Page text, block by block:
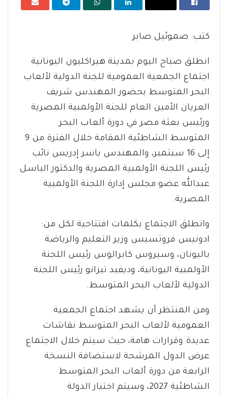
كتب: صموئيل صابر
انطلق صباح اليوم بمدينة هيراكليون اليونانية
اجتماع الجمعية العمومية للجنة الدولية لألعاب
البحر المتوسط بحضور المهندس شريف
العريان الأمين العام للجنة الأولمبية المصرية
ورئيس بعثة مصر في دورة ألعاب البحر
المتوسط الشاطئية المقامة خلال الفترة من 9
إلى 16 سبتمبر، والمهندس ياسر إدريس نائب
رئيس اللجنة الأولمبية المصرية والدكتور الباسل
عبدالله عضو مجلس إدارة اللجنة الأولمبية
المصرية.
وانطلق الاجتماع بكلمات افتتاحية لكل من:
ادونيس فروتسيس وزير التعليم والرياضة
باليونان، وسيروس كابرالوس رئيس اللجنة
الأولمبية اليونانية، وديفيد تيزانو رئيس اللجنة
الدولية لألعاب البحر المتوسط.
ومن المنتظر أن يشهد اجتماع الجمعية
العمومية لألعاب البحر المتوسط نقاشات
عديدة وقرارات هامة، حيث سيتم خلال الاجتماع
عرض الدول المرشحة لاستضافة النسخة
الرابعة من دورة ألعاب البحر المتوسط
الشاطئية 2027، وسيتم اختيار الدولة